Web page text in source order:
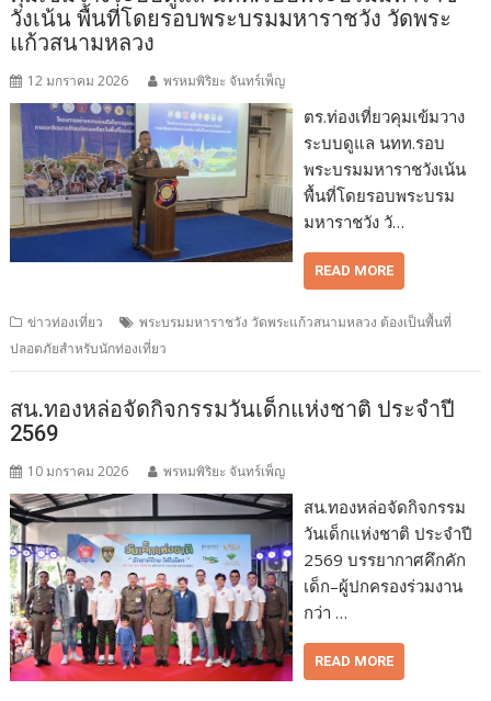
วังเน้น พื้นที่โดยรอบพระบรมมหาราชวัง วัดพระ
แก้วสนามหลวง
12 มกราคม 2026 พรหมพิริยะ จันทร์เพ็ญ
ตร.ท่องเที่ยวคุมเข้มวาง
ระบบดูแล นทท.รอบ
พระบรมมหาราชวังเน้น
พื้นที่โดยรอบพระบรม
มหาราชวัง วั…
READ MORE
ข่าวท่องเที่ยว
พระบรมมหาราชวัง วัดพระแก้วสนามหลวง ต้องเป็นพื้นที่
ปลอดภัยสำหรับนักท่องเที่ยว
สน.ทองหล่อจัดกิจกรรมวันเด็กแห่งชาติ ประจำปี
2569
10 มกราคม 2026 พรหมพิริยะ จันทร์เพ็ญ
สน.ทองหล่อจัดกิจกรรม
วันเด็กแห่งชาติ ประจำปี
2569 บรรยากาศคึกคัก
เด็ก–ผู้ปกครองร่วมงาน
กว่า …
READ MORE